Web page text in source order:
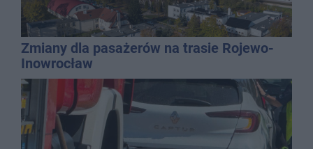
Zmiany dla pasażerów na trasie Rojewo-
Inowrocław